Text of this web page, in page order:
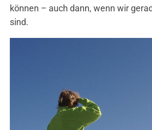
können – auch dann, wenn wir
sind.